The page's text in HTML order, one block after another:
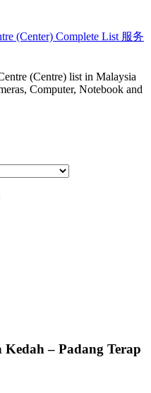
(Center) Complete List 服务
(Centre) list in Malaysia
Computer, Notebook and
– Padang Terap